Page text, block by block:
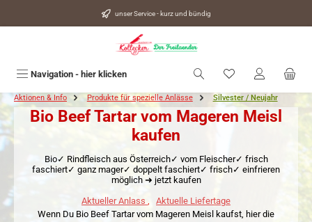
unser Service - kurz und bündig
Navigation - hier klicken Du hast 0
Aktionen & Info Produkte für spezielle Anlässe Silvester / Neujahr
Bio Beef Tartar vom Mageren Meisl
kaufen
Bio✓ Rindfleisch aus Österreich✓ vom Fleischer✓ frisch
faschiert✓ ganz mager✓ doppelt faschiert✓ frisch✓ einfrieren
möglich ➜ jetzt kaufen
Aktueller Anlass
Aktuelle Liefertage
Wenn Du Bio Beef Tartar vom Mageren Meisl kaufst, hier die